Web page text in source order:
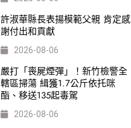
許淑華縣長表揚模範父親 肯定感
謝付出和貢獻
2026-08-06
嚴打「喪屍煙彈」！新竹檢警全
轄區掃蕩 緝獲1.7公斤依托咪
酯、移送135起毒駕
2026-08-06